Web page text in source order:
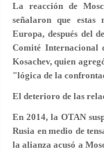
La reacción de
señalaron que estas
Europa, después del
Comité Internacional
Kosachev, quien
"lógica de la
El deterioro de las
En 2014, la OTAN
Rusia en medio de
la alianza acusó a